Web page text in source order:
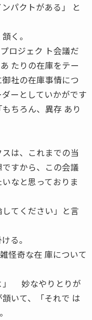
パクトがある」 と
く。
ロジェク ト会議だ
たりの在庫をテー
社の在庫事情につ
ーとしていかがです
ちろん、異存 あり
は、これまでの当
すから、この会議
なと思っておりま
てください」と言
る。
怪奇な在 庫について
」 妙なやりとりが
いて、「それで は